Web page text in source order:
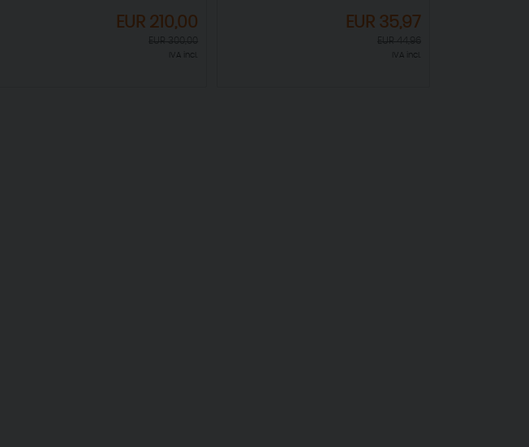
EUR 210,00
IVA incl.
EUR35,97
IVA incl.